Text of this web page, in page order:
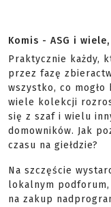
Komis - ASG i
Praktycznie każdy,
przez fazę
wszystko, co
wiele kolekcji
się z szaf i wielu
domowników. Jak
czasu na giełdzie?
Na szczęście
lokalnym
na zakup